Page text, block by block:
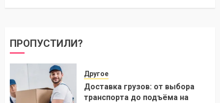
ПРОПУСТИЛИ?
Другое
Доставка грузов: от выбора
транспорта до подъёма на